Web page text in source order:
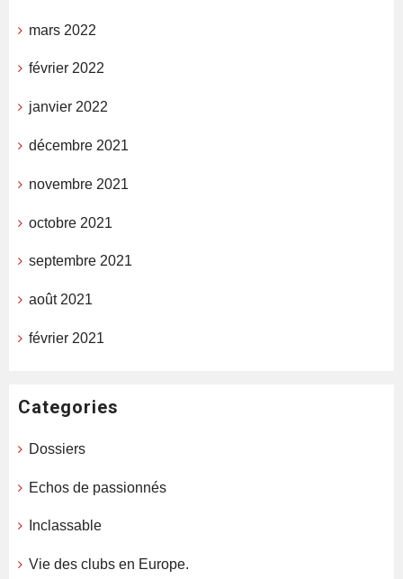
mars 2022
février 2022
janvier 2022
décembre 2021
novembre 2021
octobre 2021
septembre 2021
août 2021
février 2021
Categories
Dossiers
Echos de passionnés
Inclassable
Vie des clubs en Europe.